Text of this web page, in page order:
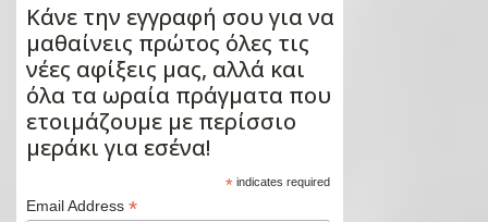
Κάνε την εγγραφή σου για να
μαθαίνεις πρώτος όλες τις
νέες αφίξεις μας, αλλά και
όλα τα ωραία πράγματα που
ετοιμάζουμε με περίσσιο
μεράκι για εσένα!
* indicates required
Email Address *